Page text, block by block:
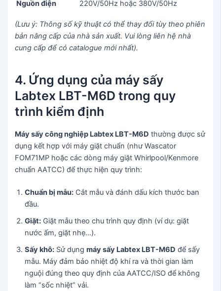
Nguồn điện 220V/50Hz hoặc 380V/50Hz
(Lưu ý: Thông số kỹ thuật có thể thay đổi tùy theo phiên
bản nâng cấp của nhà sản xuất. Vui lòng liên hệ nhà
cung cấp để có catalogue mới nhất).
4. Ứng dụng của máy sấy
Labtex LBT-M6D trong quy
trình kiểm định
Máy sấy công nghiệp Labtex LBT-M6D thường được sử
dụng kết hợp với máy giặt chuẩn (như Wascator
FOM71MP hoặc các dòng máy giặt Whirlpool/Kenmore
chuẩn AATCC) để thực hiện quy trình:
Chuẩn bị mẫu: Cắt mẫu và đánh dấu kích thước ban
đầu.
Giặt: Giặt mẫu theo chu trình quy định (ví dụ: giặt
nước ấm, giặt nhẹ…).
Sấy khô: Sử dụngmáy sấy Labtex LBT-M6D để sấy
mẫu. Máy đảm bảo nhiệt độ khí ra và thời gian làm
nguội đúng theo quy định của AATCC/ISO để không
làm “sốc nhiệt” vải.